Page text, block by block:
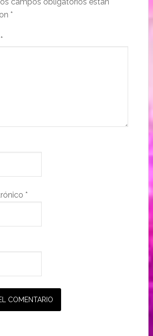
*
*
*